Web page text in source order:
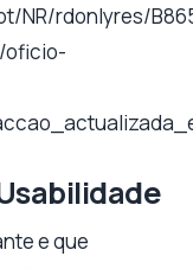
NR/rdonlyres/
oficio-
e que